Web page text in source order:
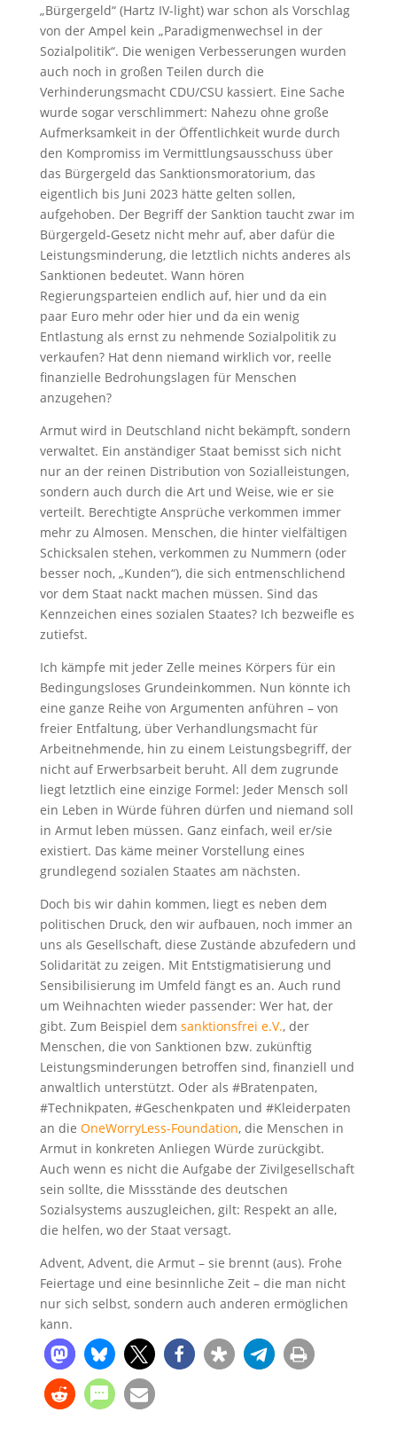
„Bürgergeld“ (Hartz IV-light) war schon als Vorschlag
von der Ampel kein „Paradigmenwechsel in der
Sozialpolitik“. Die wenigen Verbesserungen wurden
auch noch in großen Teilen durch die
Verhinderungsmacht CDU/CSU kassiert. Eine Sache
wurde sogar verschlimmert: Nahezu ohne große
Aufmerksamkeit in der Öffentlichkeit wurde durch
den Kompromiss im Vermittlungsausschuss über
das Bürgergeld das Sanktionsmoratorium, das
eigentlich bis Juni 2023 hätte gelten sollen,
aufgehoben. Der Begriff der Sanktion taucht zwar im
Bürgergeld-Gesetz nicht mehr auf, aber dafür die
Leistungsminderung, die letztlich nichts anderes als
Sanktionen bedeutet. Wann hören
Regierungsparteien endlich auf, hier und da ein
paar Euro mehr oder hier und da ein wenig
Entlastung als ernst zu nehmende Sozialpolitik zu
verkaufen? Hat denn niemand wirklich vor, reelle
finanzielle Bedrohungslagen für Menschen
anzugehen?
Armut wird in Deutschland nicht bekämpft, sondern
verwaltet. Ein anständiger Staat bemisst sich nicht
nur an der reinen Distribution von Sozialleistungen,
sondern auch durch die Art und Weise, wie er sie
verteilt. Berechtigte Ansprüche verkommen immer
mehr zu Almosen. Menschen, die hinter vielfältigen
Schicksalen stehen, verkommen zu Nummern (oder
besser noch, „Kunden“), die sich entmenschlichend
vor dem Staat nackt machen müssen. Sind das
Kennzeichen eines sozialen Staates? Ich bezweifle es
zutiefst.
Ich kämpfe mit jeder Zelle meines Körpers für ein
Bedingungsloses Grundeinkommen. Nun könnte ich
eine ganze Reihe von Argumenten anführen – von
freier Entfaltung, über Verhandlungsmacht für
Arbeitnehmende, hin zu einem Leistungsbegriff, der
nicht auf Erwerbsarbeit beruht. All dem zugrunde
liegt letztlich eine einzige Formel: Jeder Mensch soll
ein Leben in Würde führen dürfen und niemand soll
in Armut leben müssen. Ganz einfach, weil er/sie
existiert. Das käme meiner Vorstellung eines
grundlegend sozialen Staates am nächsten.
Doch bis wir dahin kommen, liegt es neben dem
politischen Druck, den wir aufbauen, noch immer an
uns als Gesellschaft, diese Zustände abzufedern und
Solidarität zu zeigen. Mit Entstigmatisierung und
Sensibilisierung im Umfeld fängt es an. Auch rund
um Weihnachten wieder passender: Wer hat, der
gibt. Zum Beispiel dem sanktionsfrei e.V., der
Menschen, die von Sanktionen bzw. zukünftig
Leistungsminderungen betroffen sind, finanziell und
anwaltlich unterstützt. Oder als #Bratenpaten,
#Technikpaten, #Geschenkpaten und #Kleiderpaten
an die OneWorryLess-Foundation, die Menschen in
Armut in konkreten Anliegen Würde zurückgibt.
Auch wenn es nicht die Aufgabe der Zivilgesellschaft
sein sollte, die Missstände des deutschen
Sozialsystems auszugleichen, gilt: Respekt an alle,
die helfen, wo der Staat versagt.
Advent, Advent, die Armut – sie brennt (aus). Frohe
Feiertage und eine besinnliche Zeit – die man nicht
nur sich selbst, sondern auch anderen ermöglichen
kann.